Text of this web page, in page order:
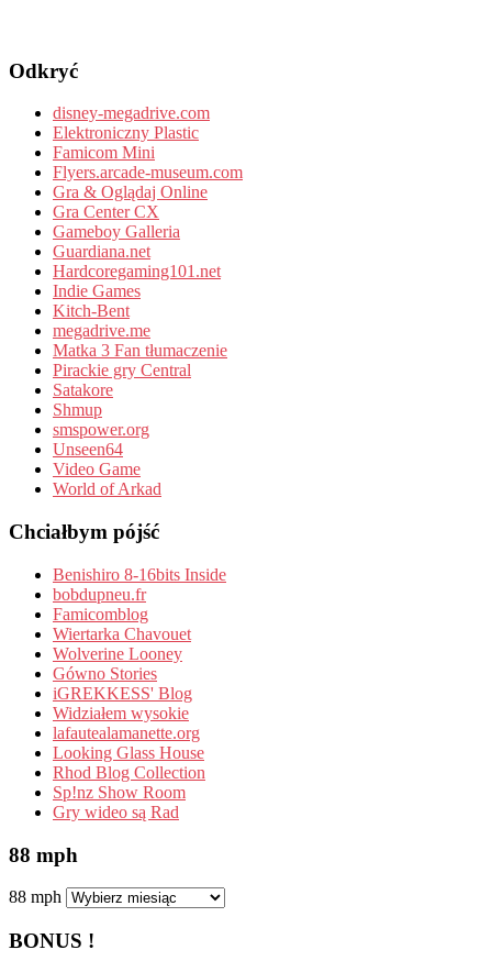
Odkryć
disney-megadrive.com
Elektroniczny Plastic
Famicom Mini
Flyers.arcade-museum.com
Gra & Oglądaj Online
Gra Center CX
Gameboy Galleria
Guardiana.net
Hardcoregaming101.net
Indie Games
Kitch-Bent
megadrive.me
Matka 3 Fan tłumaczenie
Pirackie gry Central
Satakore
Shmup
smspower.org
Unseen64
Video Game
World of Arkad
Chciałbym pójść
Benishiro 8-16bits Inside
bobdupneu.fr
Famicomblog
Wiertarka Chavouet
Wolverine Looney
Gówno Stories
iGREKKESS' Blog
Widziałem wysokie
lafautealamanette.org
Looking Glass House
Rhod Blog Collection
Sp!nz Show Room
Gry wideo są Rad
88 mph
88 mph
BONUS !